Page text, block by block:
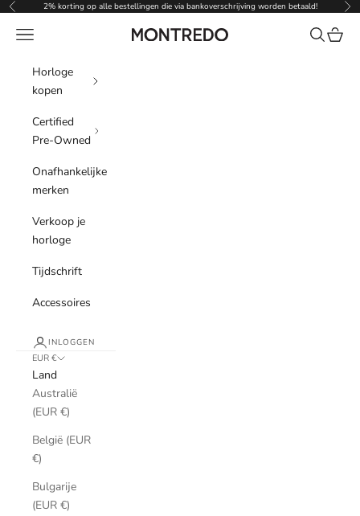
Naar inhoud
Vorige 2% korting op alle bestellingen die via bankoverschrijving worden betaald!
Montredo
Menu Zoeken
Horloge
kopen
Certified
Pre-Owned
Onafhankelijke
merken
Verkoop je
horloge
Tijdschrift
Accessoires
INLOGGEN
EUR €
Land
Australië
(EUR €)
België (EUR
€)
Bulgarije
(EUR €)